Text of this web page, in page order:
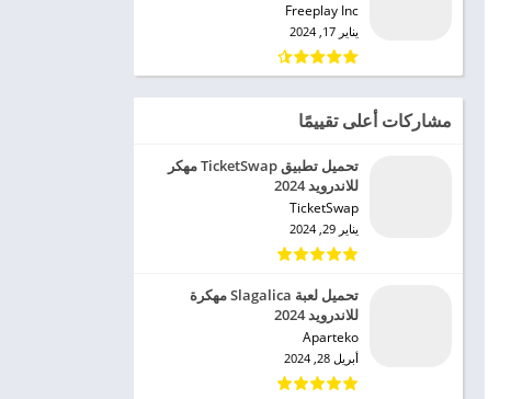
Freeplay Inc‏
يناير 17, 2024
مشاركات أعلى تقييمًا
تحميل تطبيق TicketSwap مهكر
للاندرويد 2024
TicketSwap‏
يناير 29, 2024
تحميل لعبة Slagalica مهكرة
للاندرويد 2024
Aparteko‏
أبريل 28, 2024